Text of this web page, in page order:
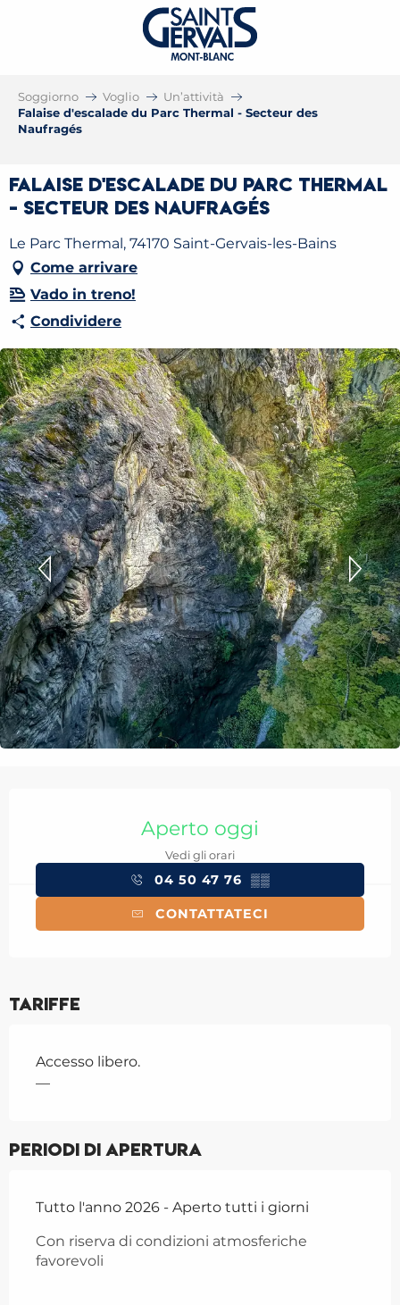
Soggiorno Voglio
Un’attività
Falaise d'escalade du Parc Thermal - Secteur des
Naufragés
Falaise d'escalade du Parc Thermal
- Secteur des Naufragés
Le Parc Thermal, 74170 Saint-Gervais-les-Bains
Come arrivare
Vado in treno!
Condividere
Aperto oggi
Vedi gli orari
04 50 47 76 ▒▒
CONTATTATECI
Tariffe
Accesso libero.
—
Periodi di apertura
Tutto l'anno 2026 - Aperto tutti i giorni
Con riserva di condizioni atmosferiche
favorevoli